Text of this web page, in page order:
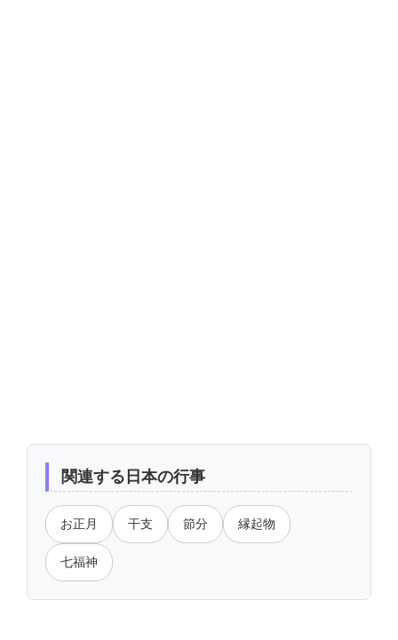
関連する日本の行事
お正月 干支 節分 縁起物
七福神